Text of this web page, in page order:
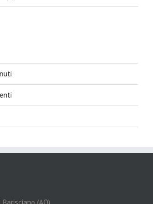
(AQ)